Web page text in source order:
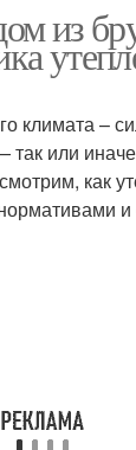
из
климата –
или
как